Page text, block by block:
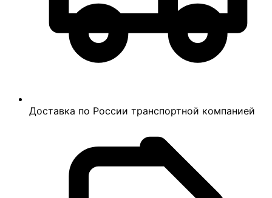
Доставка по России транспортной компанией